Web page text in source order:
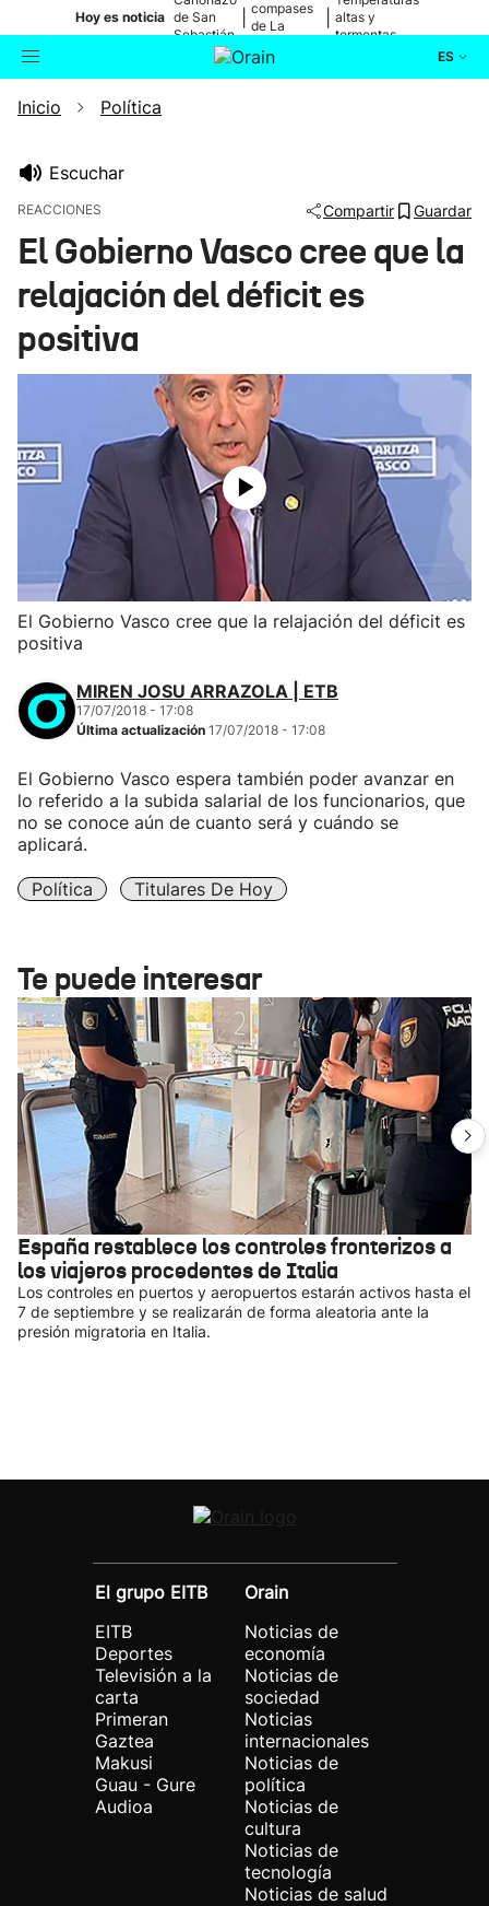
Hoy es noticia de San
Sebastián
compases
de La
altas y
tormentas
ES
Buscador
Ikusmiran
Inicio Política
Escuchar
REACCIONES Compartir Guardar
El Gobierno Vasco cree que la
relajación del déficit es
positiva
El Gobierno Vasco cree que la relajación del déficit es
positiva
MIREN JOSU ARRAZOLA | ETB
17/07/2018 - 17:08
Última actualización 17/07/2018 - 17:08
El Gobierno Vasco espera también poder avanzar en
lo referido a la subida salarial de los funcionarios, que
no se conoce aún de cuanto será y cuándo se
aplicará.
Política Titulares De Hoy
Te puede interesar
España restablece los controles fronterizos a
los viajeros procedentes de Italia
Los controles en puertos y aeropuertos estarán activos hasta el
7 de septiembre y se realizarán de forma aleatoria ante la
presión migratoria en Italia.
El grupo EITB
EITB
Deportes
Televisión a la
carta
Primeran
Gaztea
Makusi
Guau - Gure
Audioa
Orain
Noticias de
economía
Noticias de
sociedad
Noticias
internacionales
Noticias de
política
Noticias de
cultura
Noticias de
tecnología
Noticias de salud